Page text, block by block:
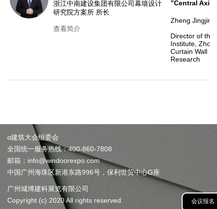
会议报名
浙江中南建设集团有限公司幕墙设计
研究院方案所 所长
查看简介
”Central
Zheng Jingjing
Director of the
Institute,
Curtain Wall
Research
α建筑大会组委会
全国统一服务热线：400-860-7808
邮箱：info@windoorexpo.com
中国广州海珠区新港东路996号，保利世贸中心G座
广州城博建科展览有限公司
Copyright (c) 2020 All rights reserved.